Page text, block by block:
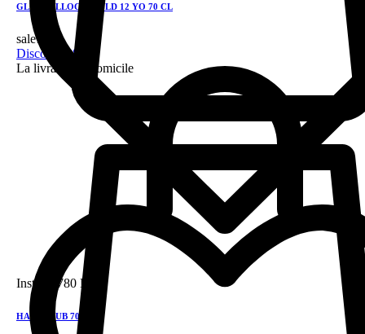
GLEN TALLOCH GOLD 12 YO 70 CL
sale!
Discount 28%
La livraison a domicile
Instock 780 DH
HAIG CLUB 70CL